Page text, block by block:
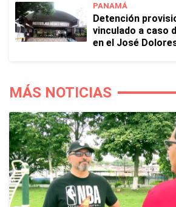
PANAMÁ
Detención
vinculado a caso
en el José
MÁS NOTICIAS